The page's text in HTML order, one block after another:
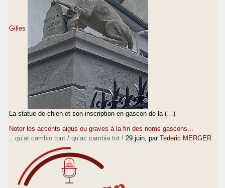
Gilles
La statue de chien et son inscription en gascon de la (…)
Noter les accents aigus ou graves à la fin des noms gascons...
...qu’at cambio tout / qu’ac cambia tot ! 29 juin , par Tederic MERGER